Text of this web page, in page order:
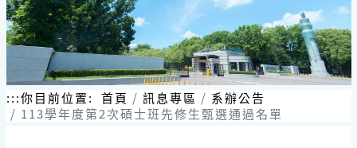
:::你目前位置: 首頁 訊息專區
系辦公告
113學年度第2次碩士班先修生甄選通過名單